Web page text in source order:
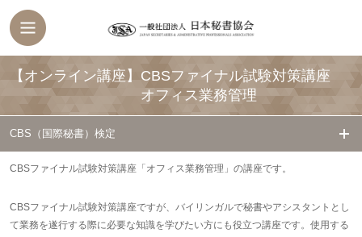
【オンライン講座】CBSファイナル試験対策講座
オフィス業務管理
CBS（国際秘書）検定
CBSファイナル試験対策講座「オフィス業務管理」の講座です。
CBSファイナル試験対策講座ですが、バイリンガルで秘書やアシスタントとし
て業務を遂行する際に必要な知識を学びたい方にも役立つ講座です。使用する